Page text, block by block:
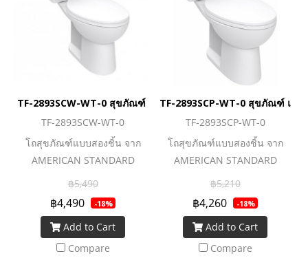
ถือได้ว่าเป็นอีกหนึ่งตัวเลือกดี ๆ
ของนวัตกรรมโถสุขภัณฑ์ที่มอบ
ความคุ้มค่าและตอบโจทย์การ
ใช้งานอย่างแท้จริง
TF-2893SCW-WT-0 สุขภัณฑ์ แบบสองชิ้น 3/4.5 ลิตร รุ่น HALO
TF-2893SCW-WT-0
โถสุขภัณฑ์แบบสองชิ้น จาก
AMERICAN STANDARD
นวัตกรรมยุคใหม่ที่ยกระดับโถ
สุขภัณฑ์ให้ทำงานได้อย่างทัน
สมัย สายน้ำชำระล้างอย่าง
สะอาดหมดจด และยังประหยัด
น้ำมากยิ่งขึ้นด้วยระบบ Dual
฿5,490
฿4,490 -18%
Add to Cart
Compare
TF-2893SCP-WT-0 สุขภัณฑ์ แบ
TF-2893SCP-WT-0
โถสุขภัณฑ์แบบสองชิ้น จาก
AMERICAN STANDARD
นวัตกรรมยุคใหม่ที่ยกระดับโถ
สุขภัณฑ์ให้ทำงานได้อย่างทัน
สมัย สายน้ำชำระล้างอย่าง
สะอาดหมดจด และยังประหยัด
น้ำมากยิ่งขึ้นด้วยระบบ Dual
฿5,210
฿4,260 -18%
Add to Cart
Compare